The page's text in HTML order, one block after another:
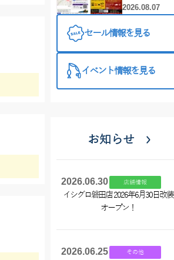
流禁止となり
2026.08.07
セール情報を見る
イベント情報を見る
お知らせ
2026.06.30 店舗情報
イシグロ磐田店 2026年6月30日改装
オープン！
2026.06.25 その他